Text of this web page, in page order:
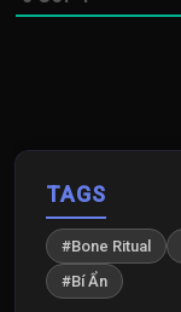
TAGS
#Bone Ritual
#Bí Ẩn